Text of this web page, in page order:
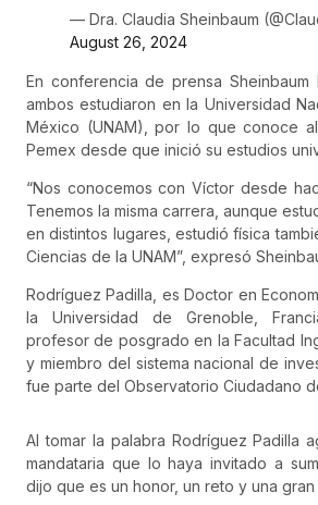
— Dra. Claudia Sheinbaum
August 26, 2024
En conferencia de prensa
ambos estudiaron en la Universidad
México (UNAM), por lo que conoce
Pemex desde que inició su estudios
“Nos conocemos con Víctor desde
Tenemos la misma carrera, aunque
en distintos lugares, estudió física
Ciencias de la UNAM”, expresó
Rodríguez Padilla, es Doctor en
la Universidad de Grenoble,
profesor de posgrado en la Facultad
y miembro del sistema nacional de
fue parte del Observatorio Ciudadano
Al tomar la palabra Rodríguez Padilla
mandataria que lo haya invitado a
dijo que es un honor, un reto y una